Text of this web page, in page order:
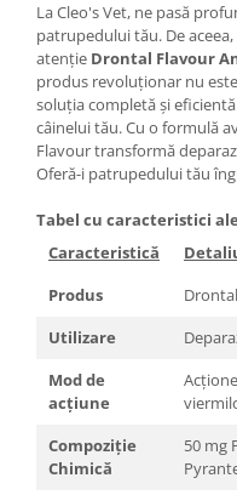
La Cleo's Vet, ne pasă
patrupedului tău. De
atenție Drontal Flavour
produs revoluționar nu
soluția completă și
câinelui tău. Cu o formulă
Flavour transformă
Oferă-i patrupedului tău
Tabel cu caracteristici
Caracteristică
Produs
Utilizare
Mod de
acțiune
Compoziție
Chimică
50 mg